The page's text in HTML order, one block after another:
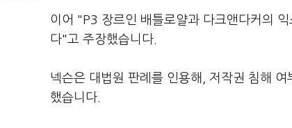
이어 "P3 장르인 배틀로얄과 다크앤다커의
다"고 주장했습니다.
넥슨은 대법원 판례를 인용해, 저작권 침해
했습니다.